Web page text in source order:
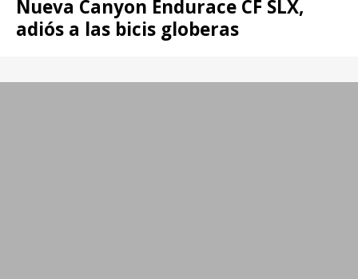
Nueva Canyon Endurace CF SLX,
adiós a las bicis globeras